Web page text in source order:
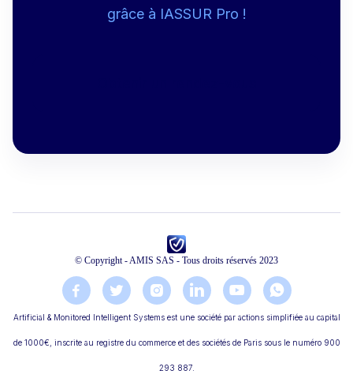
grâce à IASSUR Pro !
© Copyright - AMIS SAS - Tous droits réservés 2023
     
Artificial & Monitored Intelligent Systems est une société par actions simplifiée au capital
de 1000€, inscrite au registre du commerce et des sociétés de Paris sous le numéro 900
293 887.